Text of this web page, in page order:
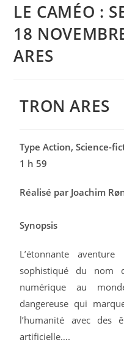
LE CAMÉO :
18
ARES
TRON ARES
Type Action, Science-
1 h 59
Réalisé par Joachim
Synopsis
L’étonnante
sophistiqué du nom
numérique au
dangereuse qui
l’humanité avec des
artificielle….